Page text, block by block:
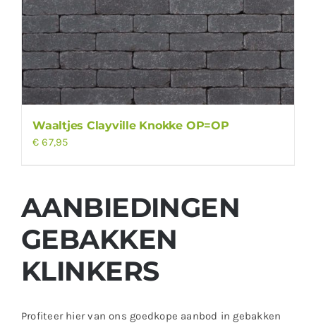
Waaltjes Clayville Knokke OP=OP
€ 67,95
AANBIEDINGEN
GEBAKKEN
KLINKERS
Profiteer hier van ons goedkope aanbod in gebakken